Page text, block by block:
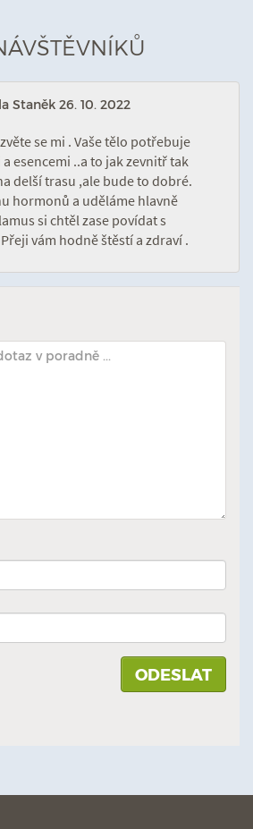
Staněk 26. 10. 2022
se mi . Vaše tělo potřebuje
esencemi ..a to jak zevnitř tak
delší trasu ,ale bude to dobré.
hormonů a uděláme hlavně
si chtěl zase povídat s
vám hodně štěstí a zdraví .